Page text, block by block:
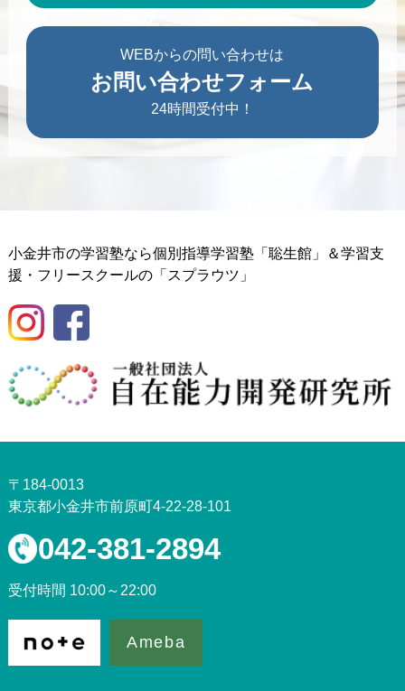
WEBからの問い合わせは
お問い合わせフォーム
24時間受付中！
小金井市の学習塾なら個別指導学習塾「聡生館」＆学習支
援・フリースクールの「スプラウツ」
〒184-0013
東京都小金井市前原町4-22-28-101
042-381-2894
受付時間 10:00～22:00
Ameba